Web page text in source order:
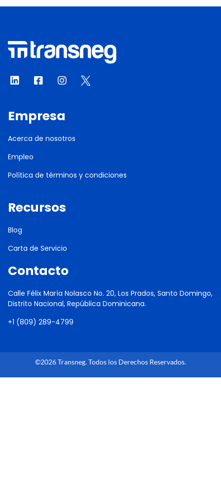
Empresa
Acerca de nosotros
Empleo
Política de términos y condiciones
Recursos
Blog
Carta de Servicio
Contacto
Calle Félix María Nolasco No. 20, Los Prados, Santo Domingo,
Distrito Nacional, República Dominicana.
+1 (809) 289-4799
©2026 Transneg. Todos los Derechos Reservados.